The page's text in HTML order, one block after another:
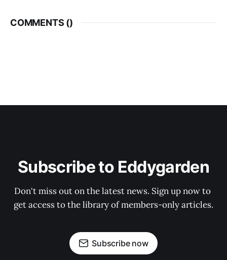
COMMENTS ()
Subscribe to Eddygarden
Don't miss out on the latest news. Sign up now to
get access to the library of members-only articles.
Subscribe now